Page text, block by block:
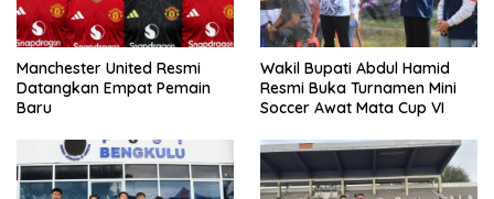
Manchester United Resmi
Datangkan Empat Pemain
Baru
Wakil Bupati Abdul Hamid
Resmi Buka Turnamen Mini
Soccer Awat Mata Cup VI